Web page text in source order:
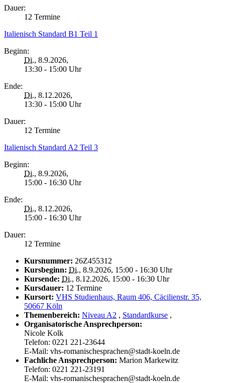
Dauer:
12 Termine
Italienisch Standard B1 Teil 1
Beginn:
Di., 8.9.2026,
13:30 - 15:00 Uhr
Ende:
Di., 8.12.2026,
13:30 - 15:00 Uhr
Dauer:
12 Termine
Italienisch Standard A2 Teil 3
Beginn:
Di., 8.9.2026,
15:00 - 16:30 Uhr
Ende:
Di., 8.12.2026,
15:00 - 16:30 Uhr
Dauer:
12 Termine
Kursnummer: 26Z455312
Kursbeginn: Di., 8.9.2026, 15:00 - 16:30 Uhr
Kursende: Di., 8.12.2026, 15:00 - 16:30 Uhr
Kursdauer: 12 Termine
Kursort: VHS Studienhaus, Raum 406, Cäcilienstr. 35,
50667 Köln
Themenbereich: Niveau A2 , Standardkurse ,
Organisatorische Ansprechperson:
Nicole Kolk
Telefon: 0221 221-23644
E-Mail: vhs-romanischesprachen@stadt-koeln.de
Fachliche Ansprechperson: Marion Markewitz
Telefon: 0221 221-23191
E-Mail: vhs-romanischesprachen@stadt-koeln.de